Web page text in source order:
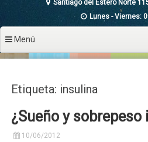
Santiago del Estero Norte
Lunes - Viernes:
Menú
Etiqueta: insulina
¿Sueño y sobrepeso
10/06/2012